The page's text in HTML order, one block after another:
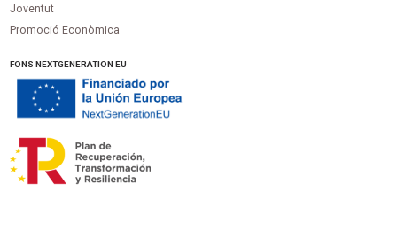
Joventut
Promoció Econòmica
FONS NEXTGENERATION EU